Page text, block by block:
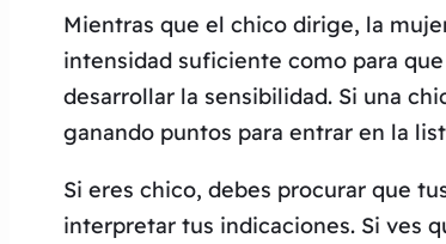
Mientras que el chico dirige, la
intensidad suficiente como para
desarrollar la sensibilidad. Si una
ganando puntos para entrar en la
Si eres chico, debes procurar que
interpretar tus indicaciones. Si ves